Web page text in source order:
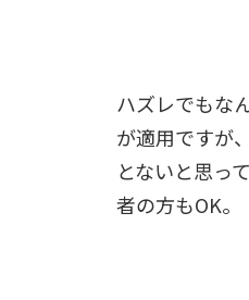
ハズレでもな
が適用ですが
とないと思っ
者の方もOK。